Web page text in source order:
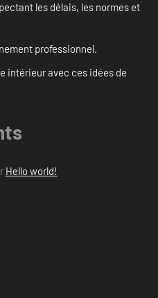
les délais, les normes et
professionnel.
intérieur avec ces idées de
Hello world!